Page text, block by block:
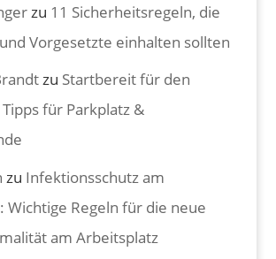
zu 11 Sicherheitsregeln, die
Vorgesetzte einhalten sollten
zu Startbereit für den
für Parkplatz &
zu Infektionsschutz am
Wichtige Regeln für die neue
am Arbeitsplatz